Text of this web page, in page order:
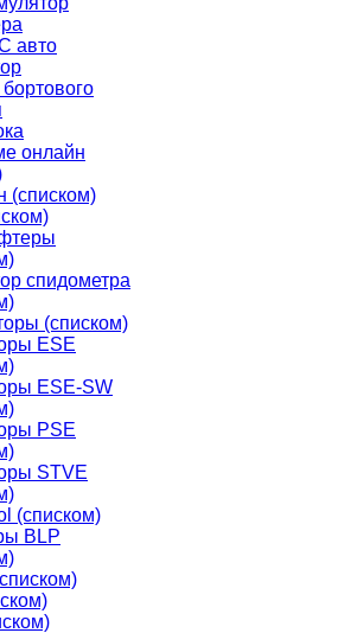
авто
онлайн
(списком)
спидометра
(списком)
ESE
ESE-SW
PSE
STVE
(списком)
BLP